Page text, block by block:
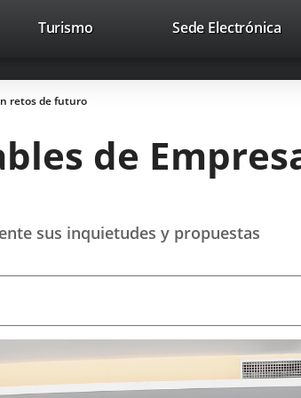
Trabaja con nosotros Contacto
TurismoThis
open
pop-
up
Sede ElectrónicaLink
retos de futuro
de
sus inquietudes y propuestas